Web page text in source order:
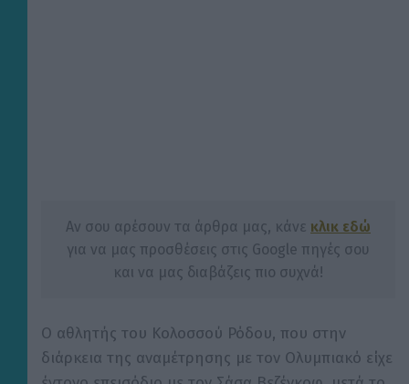
Αν σου αρέσουν τα άρθρα μας, κάνε κλικ εδώ
για να μας προσθέσεις στις Google πηγές σου
και να μας διαβάζεις πιο συχνά!
Ο αθλητής του Κολοσσού Ρόδου, που στην
διάρκεια της αναμέτρησης με τον Ολυμπιακό είχε